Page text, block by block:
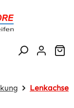
Lenkachse